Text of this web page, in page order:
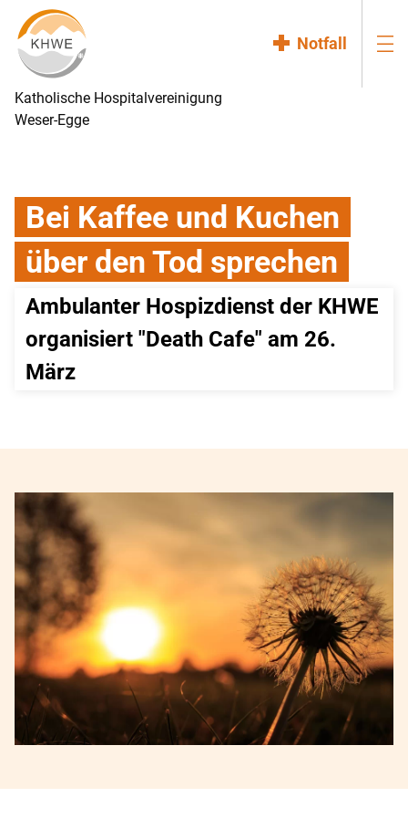
Katholische Hospitalvereinigung
Weser-Egge
Notfall
Bei Kaffee und Kuchen
über den Tod sprechen
Ambulanter Hospizdienst der KHWE
organisiert "Death Cafe" am 26.
März